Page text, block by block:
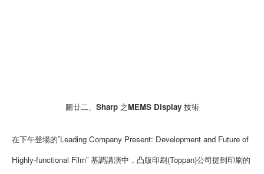
圖廿二、Sharp 之MEMS Display 技術
在下午登場的”Leading Company Present: Development and Future of
Highly-functional Film” 基調講演中，凸版印刷(Toppan)公司提到印刷的